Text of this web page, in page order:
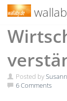
Skip
Posted by
6 Comments